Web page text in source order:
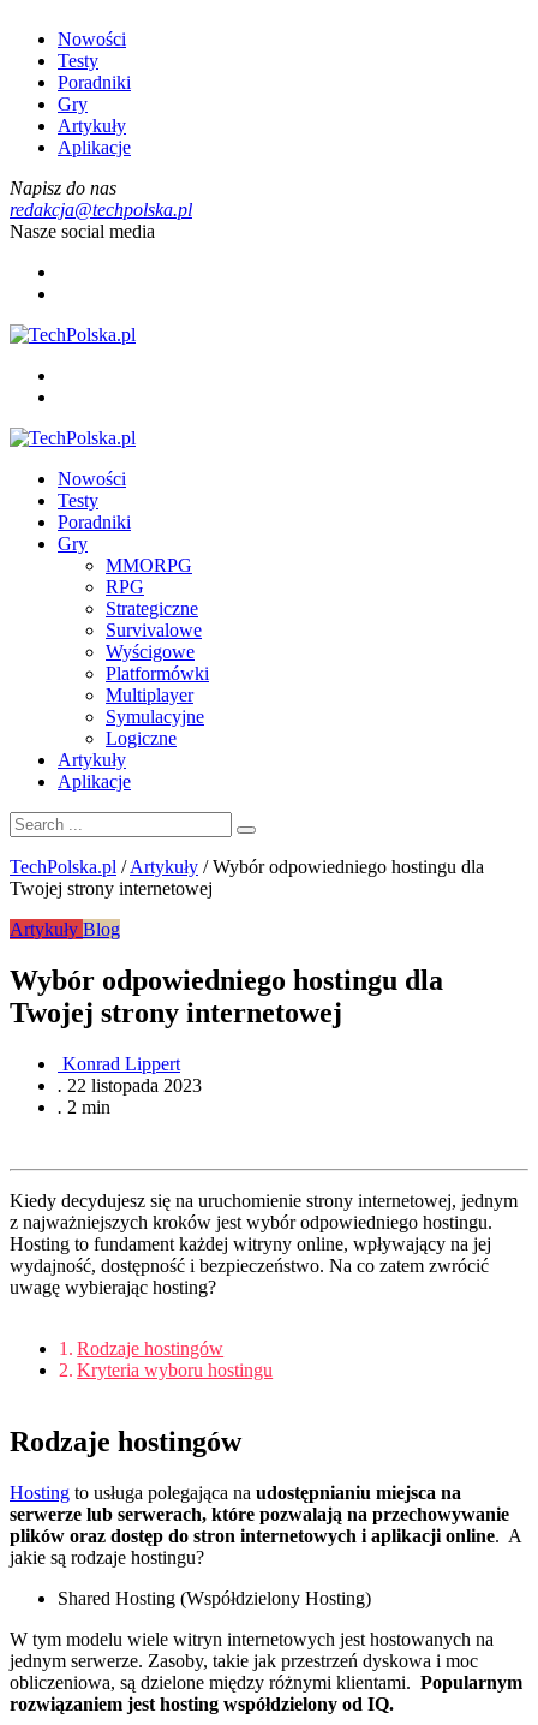
Nowości
Testy
Poradniki
Gry
Artykuły
Aplikacje
Napisz do nas
redakcja@techpolska.pl
Nasze social media
Nowości
Testy
Poradniki
Gry
MMORPG
RPG
Strategiczne
Survivalowe
Wyścigowe
Platformówki
Multiplayer
Symulacyjne
Logiczne
Artykuły
Aplikacje
TechPolska.pl /Artykuły /Wybór odpowiedniego hostingu dla
Twojej strony internetowej
Artykuły Blog
Wybór odpowiedniego hostingu dla
Twojej strony internetowej
Konrad Lippert
. 22 listopada 2023
. 2 min
Kiedy decydujesz się na uruchomienie strony internetowej, jednym
z najważniejszych kroków jest wybór odpowiedniego hostingu.
Hosting to fundament każdej witryny online, wpływający na jej
wydajność, dostępność i bezpieczeństwo. Na co zatem zwrócić
uwagę wybierając hosting?
Rodzaje hostingów
Kryteria wyboru hostingu
Rodzaje hostingów
Hosting to usługa polegająca na udostępnianiu miejsca na
serwerze lub serwerach, które pozwalają na przechowywanie
plików oraz dostęp do stron internetowych i aplikacji online. A
jakie są rodzaje hostingu?
Shared Hosting (Współdzielony Hosting)
W tym modelu wiele witryn internetowych jest hostowanych na
jednym serwerze. Zasoby, takie jak przestrzeń dyskowa i moc
obliczeniowa, są dzielone między różnymi klientami. Popularnym
rozwiązaniem jest hosting współdzielony od IQ.